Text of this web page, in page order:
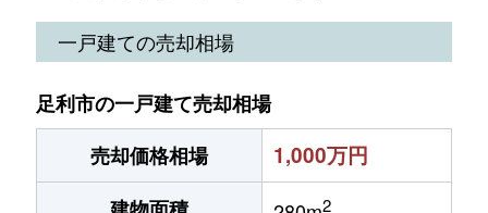
一戸建ての売却相場
足利市の一戸建て売却相場
売却価格相場
1,000万円
2